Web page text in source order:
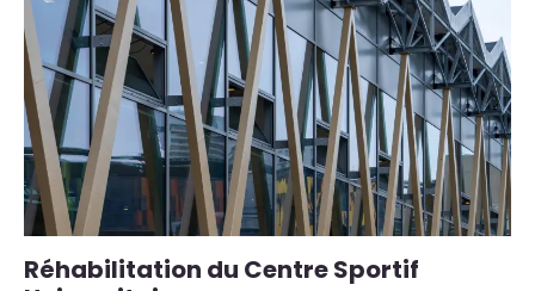
Réhabilitation du Centre Sportif